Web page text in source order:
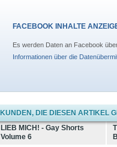
FACEBOOK INHALTE
Es werden Daten an Facebook
Informationen über die
KUNDEN, DIE DIESEN ARTIKEL
LIEB MICH! - Gay Shorts
Volume 6